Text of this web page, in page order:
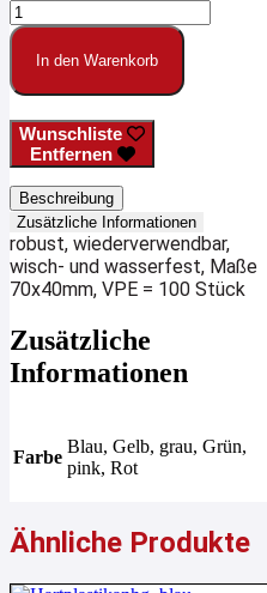
In den Warenkorb
Wunschliste
Entfernen
Beschreibung
Zusätzliche Informationen
robust, wiederverwendbar,
wisch- und wasserfest, Maße
70x40mm, VPE = 100 Stück
Zusätzliche
Informationen
Farbe
Blau, Gelb, grau, Grün,
pink, Rot
Ähnliche Produkte